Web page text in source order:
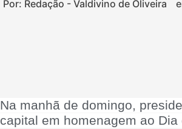
Por: Redação - Valdivino de Oliveira
Na manhã de domingo,
capital em homenagem ao Dia